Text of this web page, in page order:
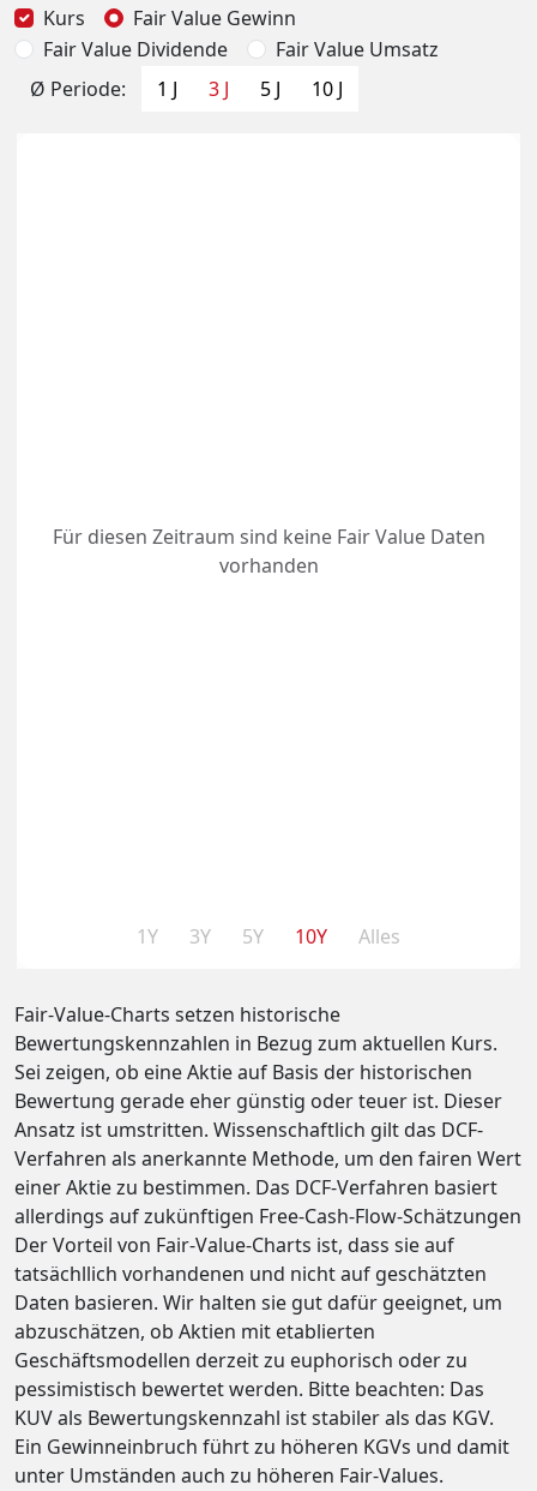
Kurs
Fair Value Gewinn
Fair Value Dividende
Fair Value Umsatz
Ø Periode:
1 J 3 J 5 J 10 J
1Y 3Y 5Y 10Y Alles
Für diesen Zeitraum sind keine Fair Value Daten
vorhanden
Fair-Value-Charts setzen historische
Bewertungskennzahlen in Bezug zum aktuellen Kurs.
Sei zeigen, ob eine Aktie auf Basis der historischen
Bewertung gerade eher günstig oder teuer ist. Dieser
Ansatz ist umstritten. Wissenschaftlich gilt das DCF-
Verfahren als anerkannte Methode, um den fairen Wert
einer Aktie zu bestimmen. Das DCF-Verfahren basiert
allerdings auf zukünftigen Free-Cash-Flow-Schätzungen
Der Vorteil von Fair-Value-Charts ist, dass sie auf
tatsächllich vorhandenen und nicht auf geschätzten
Daten basieren. Wir halten sie gut dafür geeignet, um
abzuschätzen, ob Aktien mit etablierten
Geschäftsmodellen derzeit zu euphorisch oder zu
pessimistisch bewertet werden. Bitte beachten: Das
KUV als Bewertungskennzahl ist stabiler als das KGV.
Ein Gewinneinbruch führt zu höheren KGVs und damit
unter Umständen auch zu höheren Fair-Values.